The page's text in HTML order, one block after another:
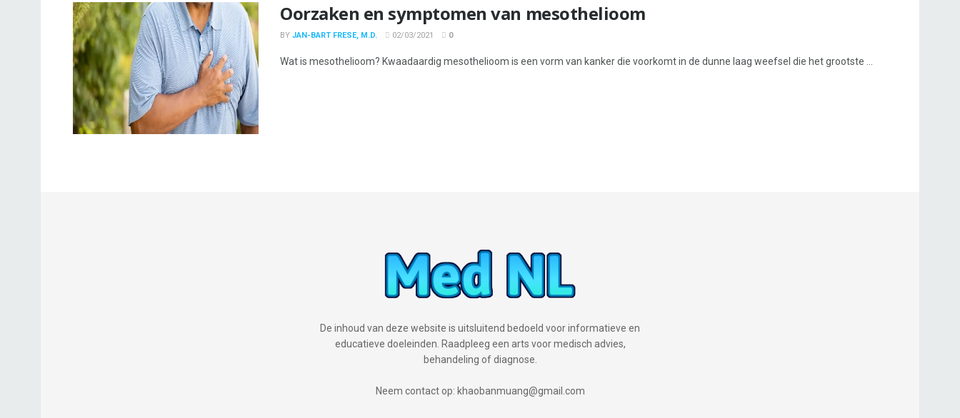
Oorzaken en symptomen van mesothelioom
BY JAN-BART FRESE, M.D. 02/03/2021 0
Wat is mesothelioom? Kwaadaardig mesothelioom is een vorm van kanker die voorkomt in de dunne laag weefsel die het grootste ...
De inhoud van deze website is uitsluitend bedoeld voor informatieve en
educatieve doeleinden. Raadpleeg een arts voor medisch advies,
behandeling of diagnose.
Neem contact op: khaobanmuang@gmail.com